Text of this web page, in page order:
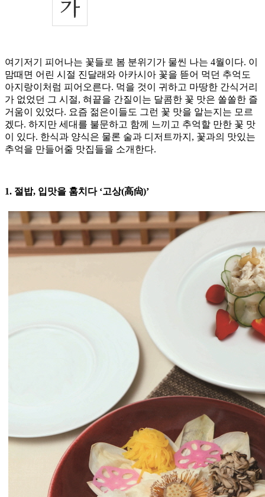
여기저기 피어나는 꽃들로 봄 분위기가 물씬 나는 4월이다. 이
맘때면 어린 시절 진달래와 아카시아 꽃을 뜯어 먹던 추억도
아지랑이처럼 피어오른다. 먹을 것이 귀하고 마땅한 간식거리
가 없었던 그 시절, 혀끝을 간질이는 달콤한 꽃 맛은 쏠쏠한 즐
거움이 있었다. 요즘 젊은이들도 그런 꽃 맛을 알는지는 모르
겠다. 하지만 세대를 불문하고 함께 느끼고 추억할 만한 꽃 맛
이 있다. 한식과 양식은 물론 술과 디저트까지, 꽃과의 맛있는
추억을 만들어줄 맛집들을 소개한다.
1. 절밥, 입맛을 훔치다 ‘고상(高尙)’